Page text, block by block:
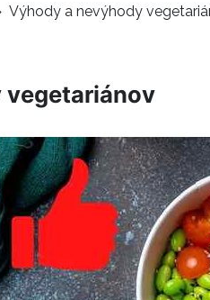
Výhody a nevýhody
vegetariánov